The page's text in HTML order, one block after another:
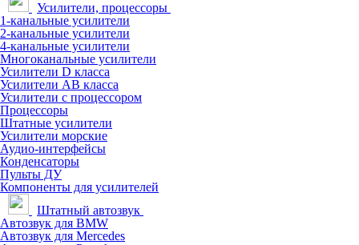
Усилители, процессоры
1-канальные усилители
2-канальные усилители
4-канальные усилители
Многоканальные усилители
Усилители D класса
Усилители АВ класса
Усилители с процессором
Процессоры
Штатные усилители
Усилители морские
Аудио-интерфейсы
Конденсаторы
Пульты ДУ
Компоненты для усилителей
Штатный автозвук
Автозвук для BMW
Автозвук для Mercedes